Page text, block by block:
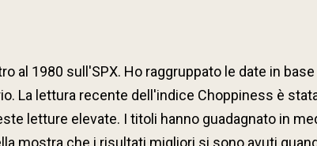
al 1980 sull'SPX. Ho raggruppato le date in
La lettura recente dell'indice Choppiness è
letture elevate. I titoli hanno guadagnato in